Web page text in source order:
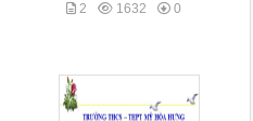
2 1632 0